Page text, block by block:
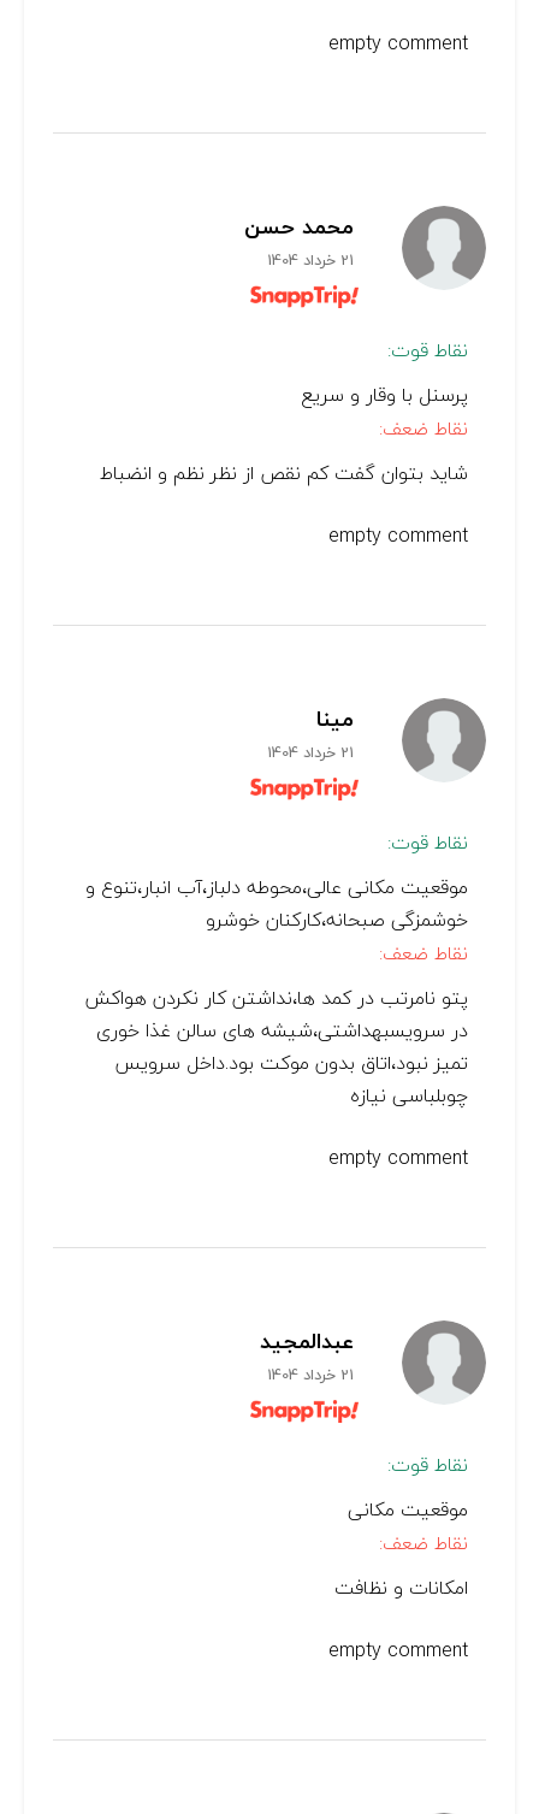
empty comment
محمد حسن
21 خرداد 1404
نقاط قوت:
پرسنل با وقار و سریع
نقاط ضعف:
شاید بتوان گفت کم نقص از نظر نظم و انضباط
empty comment
مینا
21 خرداد 1404
نقاط قوت:
موقعیت مکانی عالی،محوطه دلباز،آب انبار،تنوع و
خوشمزگی صبحانه،کارکنان خوشرو
نقاط ضعف:
پتو نامرتب در کمد ها،نداشتن کار نکردن هواکش
در سرویسبهداشتی،شیشه های سالن غذا خوری
تمیز نبود،اتاق بدون موکت بود.داخل سرویس
چوبلباسی نیازه
empty comment
عبدالمجید
21 خرداد 1404
نقاط قوت:
موقعیت مکانی
نقاط ضعف:
امکانات و نظافت
empty comment